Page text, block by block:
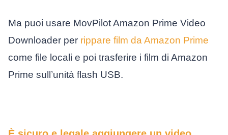
Ma puoi usare MovPilot Amazon Prime Video
Downloader per rippare film da Amazon Prime
come file locali e poi trasferire i film di Amazon
Prime sull’unità flash USB.